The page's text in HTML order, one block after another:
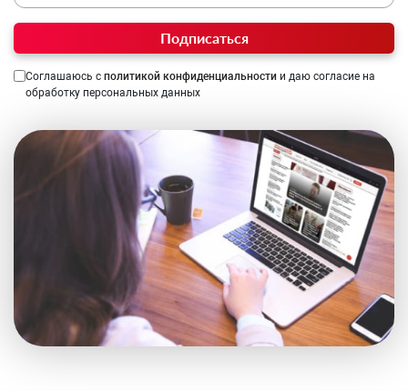
Подписаться
Соглашаюсь с политикой конфиденциальности и даю согласие на
обработку персональных данных